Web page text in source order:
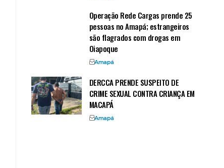
Operação Rede Cargas prende 25
pessoas no Amapá; estrangeiros
são flagrados com drogas em
Oiapoque
Amapá
DERCCA PRENDE SUSPEITO DE
CRIME SEXUAL CONTRA CRIANÇA EM
MACAPÁ
Amapá